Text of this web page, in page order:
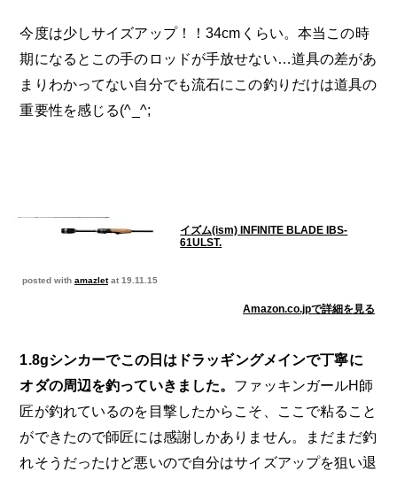
今度は少しサイズアップ！！34cmくらい。本当この時
期になるとこの手のロッドが手放せない…道具の差があ
まりわかってない自分でも流石にこの釣りだけは道具の
重要性を感じる(^_^;
イズム(ism) INFINITE BLADE IBS-
61ULST.
posted with amazletat 19.11.15
Amazon.co.jpで詳細を見る
1.8gシンカーでこの日はドラッギングメインで丁寧に
オダの周辺を釣っていきました。 ファッキンガールH師
匠が釣れているのを目撃したからこそ、ここで粘ること
ができたので師匠には感謝しかありません。まだまだ釣
れそうだったけど悪いので自分はサイズアップを狙い退